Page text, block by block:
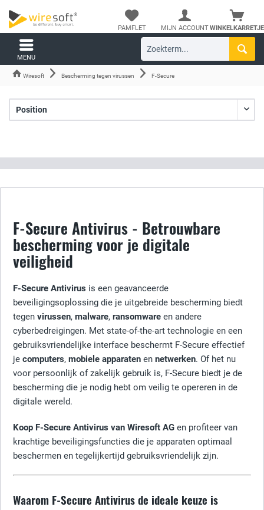
WINKELKARRETJE
PAMFLET MIJN ACCOUNT
MENU
Wiresoft Bescherming tegen virussen F-Secure
F-Secure Antivirus - Betrouwbare
bescherming voor je digitale
veiligheid
F-Secure Antivirus is een geavanceerde
beveiligingsoplossing die je uitgebreide bescherming biedt
tegen virussen, malware, ransomware en andere
cyberbedreigingen. Met state-of-the-art technologie en een
gebruiksvriendelijke interface beschermt F-Secure effectief
je computers, mobiele apparaten en netwerken. Of het nu
voor persoonlijk of zakelijk gebruik is, F-Secure biedt je de
bescherming die je nodig hebt om veilig te opereren in de
digitale wereld.
Koop F-Secure Antivirus van Wiresoft AG en profiteer van
krachtige beveiligingsfuncties die je apparaten optimaal
beschermen en tegelijkertijd gebruiksvriendelijk zijn.
Waarom F-Secure Antivirus de ideale keuze is